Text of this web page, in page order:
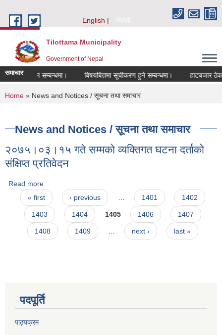
English
नेपाली
Tilottama Municipality
Government of Nepal
समाचार
आब्हान सम्बन्धमा। बिषयबिज्ञमा सूचीकरण हुने सम्बन्धमा। हाटबजार ठेका
You are here
Home » News and Notices / सूचना तथा समाचार
News and Notices / सूचना तथा समाचार
२०७५।०३।१५ गते सम्मकाे व्यक्तिगत घटना दर्ताको
संक्षिप्त प्रतिवेदन
Read more
प्रतिवेदन
Pages
« first ‹ previous … 1401 1402
1403 1404 1405 1406 1407
1408 1409 … next › last »
पदपूर्ति
पाठ्यक्रम